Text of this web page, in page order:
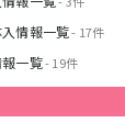
情報一覧- 17件
一覧- 19件
ライン
横浜駅